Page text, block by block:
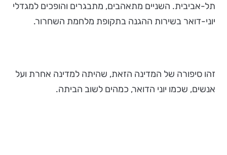
תל-אביבית. השניים מתאהבים, מתבגרים והופכים למגדלי
יוני-דואר בשירות ההגנה בתקופת מלחמת השחרור.
זהו סיפורה של המדינה הזאת, שהיתה למדינה אחרת ועל
אנשים, שכמו יוני הדואר, כמהים לשוב הביתה.